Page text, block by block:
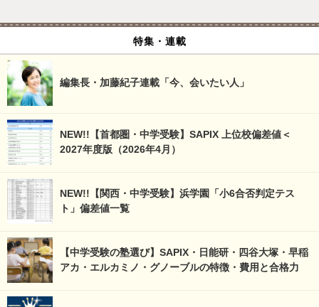
特集・連載
編集長・加藤紀子連載「今、会いたい人」
NEW!!【首都圏・中学受験】SAPIX 上位校偏差値＜
2027年度版（2026年4月）
NEW!!【関西・中学受験】浜学園「小6合否判定テス
ト」偏差値一覧
【中学受験の塾選び】SAPIX・日能研・四谷大塚・早稲
アカ・エルカミノ・グノーブルの特徴・費用と合格力